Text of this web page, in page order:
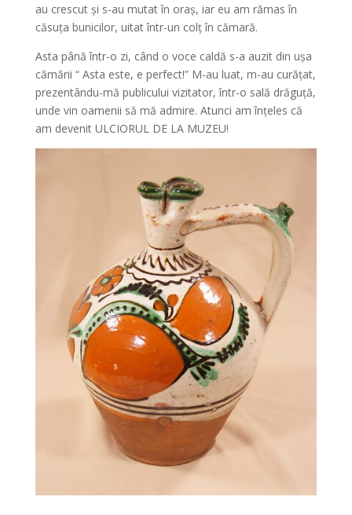
au crescut și s-au mutat în oraș, iar eu am rămas în
căsuța bunicilor, uitat într-un colț în cămară.
Asta până într-o zi, când o voce caldă s-a auzit din ușa
cămării “ Asta este, e perfect!” M-au luat, m-au curățat,
prezentându-mă publicului vizitator, într-o sală drăguță,
unde vin oamenii să mă admire. Atunci am înțeles că
am devenit ULCIORUL DE LA MUZEU!